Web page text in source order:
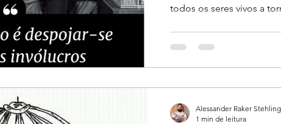
todos os seres vivos a
Alessander Raker Stehling
1 min de leitura